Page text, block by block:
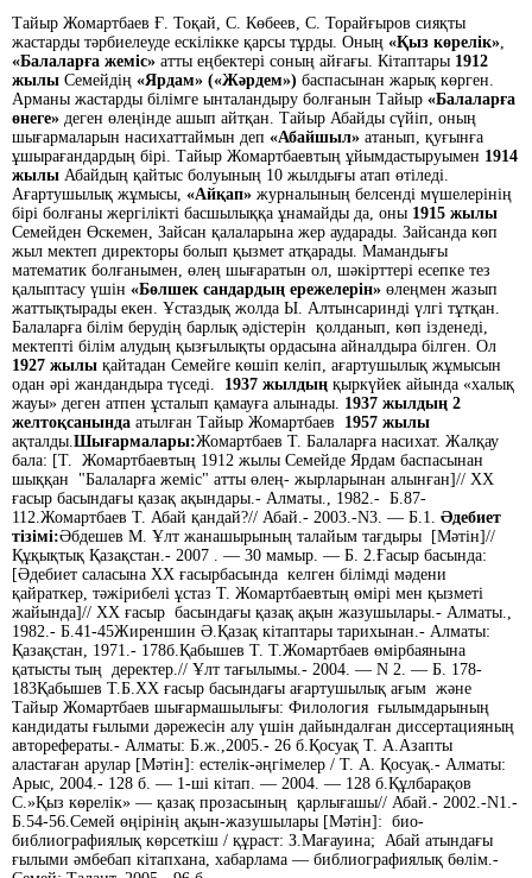
Тайыр Жомартбаев Ғ. Тоқай, С. Көбеев, С. Торайғыров сияқты
жастарды тәрбиелеуде ескілікке қарсы тұрды. Оның «Қыз көрелік»,
«Балаларға жеміс» атты еңбектері соның айғағы. Кітаптары 1912
жылы Семейдің «Ярдам» («Жәрдем») баспасынан жарық көрген.
Арманы жастарды білімге ынталандыру болғанын Тайыр «Балаларға
өнеге» деген өлеңінде ашып айтқан. Тайыр Абайды сүйіп, оның
шығармаларын насихаттаймын деп «Абайшыл» атанып, қуғынға
ұшырағандардың бірі. Тайыр Жомартбаевтың ұйымдастыруымен 1914
жылы Абайдың қайтыс болуының 10 жылдығы атап өтіледі.
Ағартушылық жұмысы, «Айқап» журналының белсенді мүшелерінің
бірі болғаны жергілікті басшылыққа ұнамайды да, оны 1915 жылы
Семейден Өскемен, Зайсан қалаларына жер аударады. Зайсанда көп
жыл мектеп директоры болып қызмет атқарады. Мамандығы
математик болғанымен, өлең шығаратын ол, шәкірттері есепке тез
қалыптасу үшін «Бөлшек сандардың ережелерін» өлеңмен жазып
жаттықтырады екен. Ұстаздық жолда Ы. Алтынсаринді үлгі тұтқан.
Балаларға білім берудің барлық әдістерін қолданып, көп ізденеді,
мектепті білім алудың қызғылықты ордасына айналдыра білген. Ол
1927 жылы қайтадан Семейге көшіп келіп, ағартушылық жұмысын
одан әрі жандандыра түседі. 1937 жылдың қыркүйек айында «халық
жауы» деген атпен ұсталып қамауға алынады. 1937 жылдың 2
желтоқсанында атылған Тайыр Жомартбаев 1957 жылы
ақталды.Шығармалары:Жомартбаев Т. Балаларға насихат. Жалқау
бала: [Т. Жомартбаевтың 1912 жылы Семейде Ярдам баспасынан
шыққан "Балаларға жеміс" атты өлең- жырларынан алынған]// XX
ғасыр басындағы қазақ ақындары.- Алматы., 1982.- Б.87-
112.Жомартбаев Т. Абай қандай?// Абай.- 2003.-N3. — Б.1. Әдебиет
тізімі:Әбдешев М. Ұлт жанашырының талайым тағдыры [Мәтін]//
Құқықтық Қазақстан.- 2007 . — 30 мамыр. — Б. 2.Ғасыр басында:
[Әдебиет саласына XX ғасырбасында келген білімді мәдени
қайраткер, тәжірибелі ұстаз Т. Жомартбаевтың өмірі мен қызметі
жайында]// XX ғасыр басындағы қазақ ақын жазушылары.- Алматы.,
1982.- Б.41-45Жиреншин Ә.Қазақ кітаптары тарихынан.- Алматы:
Қазақстан, 1971.- 178б.Қабышев Т. Т.Жомартбаев өмірбаянына
қатысты тың деректер.// Ұлт тағылымы.- 2004. — N 2. — Б. 178-
183Қабышев Т.Б.XX ғасыр басындағы ағартушылық ағым және
Тайыр Жомартбаев шығармашылығы: Филология ғылымдарының
кандидаты ғылыми дәрежесін алу үшін дайындалған диссертацияның
авторефераты.- Алматы: Б.ж.,2005.- 26 б.Қосуақ Т. А.Азапты
аластаған арулар [Мәтін]: естелік-әңгімелер / Т. А. Қосуақ.- Алматы:
Арыс, 2004.- 128 б. — 1-ші кітап. — 2004. — 128 б.Құлбарақов
С.»Қыз көрелік» — қазақ прозасының қарлығашы// Абай.- 2002.-N1.-
Б.54-56.Семей өңірінің ақын-жазушылары [Мәтін]: био-
библиографиялық көрсеткіш / құраст: З.Мағауина; Абай атындағы
ғылыми әмбебап кітапхана, хабарлама — библиографиялық бөлім.-